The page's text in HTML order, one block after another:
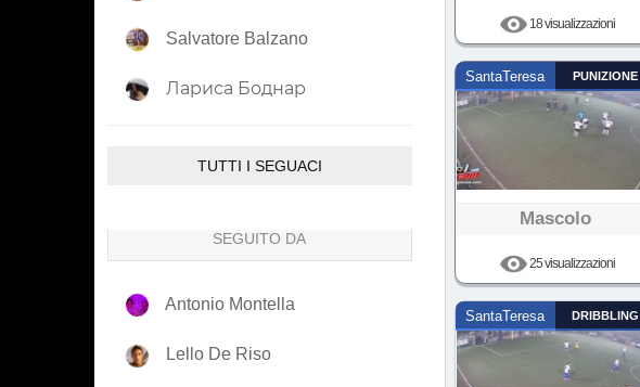
Salvatore Balzano
Лариса Боднар
TUTTI I SEGUACI
SEGUITO DA
Antonio Montella
Lello De Riso
18 visualizzazioni
SantaTeresa PUNIZIONE
Mascolo
25 visualizzazioni
SantaTeresa DRIBBLING